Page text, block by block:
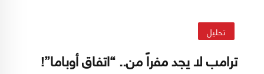
تحليل
ترامب لا يجد مفراً من.. “اتفاق أوباما”!